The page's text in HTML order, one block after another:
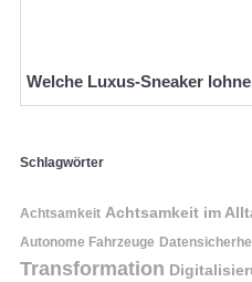
Welche Luxus-Sneaker
Schlagwörter
Achtsamkeit Achtsamkeit im
Autonome Fahrzeuge
Transformation